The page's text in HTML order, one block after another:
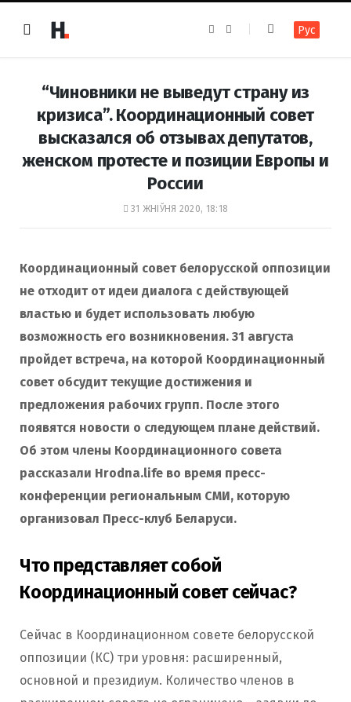
e
o
k
t
a
m
Рус
“Чиновники не выведут страну из
кризиса”. Координационный совет
высказался об отзывах депутатов,
женском протесте и позиции Европы и
России
31 ЖНІЎНЯ 2020, 18:18
Координационный совет белорусской оппозиции
не отходит от идеи диалога с действующей
властью и будет использовать любую
возможность его возникновения. 31 августа
пройдет встреча, на которой Координационный
совет обсудит текущие достижения и
предложения рабочих групп. После этого
появятся новости о следующем плане действий.
Об этом члены Координационного совета
рассказали Hrodna.life во время пресс-
конференции региональным СМИ, которую
организовал Пресс-клуб Беларуси.
Что представляет собой
Координационный совет сейчас?
Сейчас в Координационном совете белорусской
оппозиции (КС) три уровня: расширенный,
основной и президиум. Количество членов в